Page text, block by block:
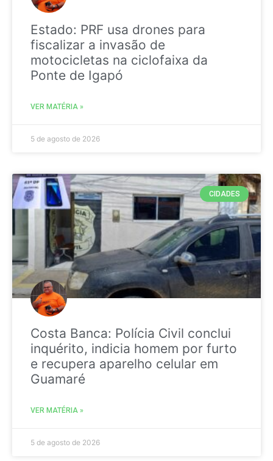
Estado: PRF usa drones para
fiscalizar a invasão de
motocicletas na ciclofaixa da
Ponte de Igapó
VER MATÉRIA »
5 de agosto de 2026
CIDADES
Costa Banca: Polícia Civil conclui
inquérito, indicia homem por furto
e recupera aparelho celular em
Guamaré
VER MATÉRIA »
5 de agosto de 2026